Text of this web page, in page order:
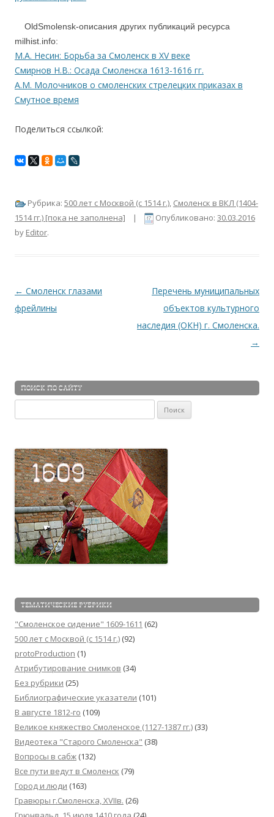
OldSmolensk-описания других публикаций ресурса
milhist.info:
М.А. Несин: Борьба за Смоленск в XV веке
Смирнов Н.В.: Осада Смоленска 1613-1616 гг.
А.М. Молочников о смоленских стрелецких приказах в
Смутное время
Поделиться ссылкой:
Рубрика: 500 лет с Москвой (c 1514 г.), Смоленск в ВКЛ (1404-
1514 гг.) [пока не заполнена] | Опубликовано: 30.03.2016
by Editor.
Навигация по записям
← Смоленск глазами
фрейлины
Перечень муниципальных
объектов культурного
наследия (ОКН) г. Смоленска.
→
ПОИСК ПО САЙТУ
ТЕМАТИЧЕСКИЕ РУБРИКИ
"Смоленское сидение" 1609-1611 (62)
500 лет с Москвой (c 1514 г.) (92)
protoProduction (1)
Атрибутирование снимков (34)
Без рубрики (25)
Библиографические указатели (101)
В августе 1812-го (109)
Великое княжество Смоленское (1127-1387 гг.) (33)
Видеотека "Cтарого Смоленска" (38)
Вопросы в сабж (132)
Все пути ведут в Смоленск (79)
Город и люди (163)
Гравюры г.Смоленска, XVIIв. (26)